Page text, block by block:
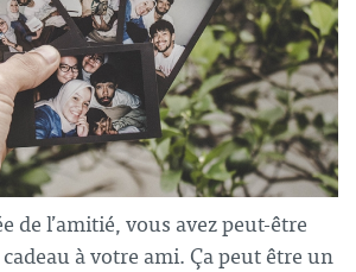
de l’amitié, vous avez peut-être
à votre ami. Ça peut être un